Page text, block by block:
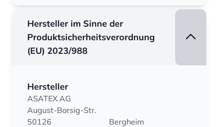
Hersteller im Sinne der
Produktsicherheitsverordnung
(EU) 2023/988
Hersteller
ASATEX AG
August-Borsig-Str.
50126
Bergheim